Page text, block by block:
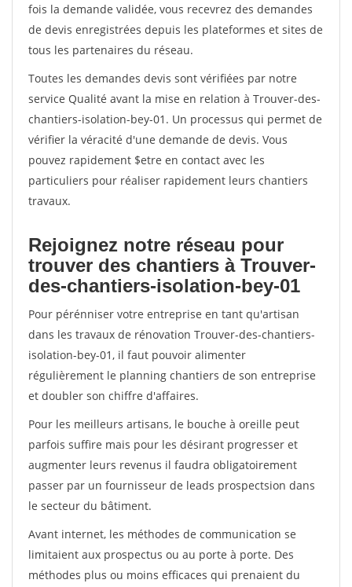
fois la demande validée, vous recevrez des demandes
de devis enregistrées depuis les plateformes et sites de
tous les partenaires du réseau.
Toutes les demandes devis sont vérifiées par notre
service Qualité avant la mise en relation à Trouver-des-
chantiers-isolation-bey-01. Un processus qui permet de
vérifier la véracité d'une demande de devis. Vous
pouvez rapidement $etre en contact avec les
particuliers pour réaliser rapidement leurs chantiers
travaux.
Rejoignez notre réseau pour
trouver des chantiers à Trouver-
des-chantiers-isolation-bey-01
Pour pérénniser votre entreprise en tant qu'artisan
dans les travaux de rénovation Trouver-des-chantiers-
isolation-bey-01, il faut pouvoir alimenter
régulièrement le planning chantiers de son entreprise
et doubler son chiffre d'affaires.
Pour les meilleurs artisans, le bouche à oreille peut
parfois suffire mais pour les désirant progresser et
augmenter leurs revenus il faudra obligatoirement
passer par un fournisseur de leads prospectsion dans
le secteur du bâtiment.
Avant internet, les méthodes de communication se
limitaient aux prospectus ou au porte à porte. Des
méthodes plus ou moins efficaces qui prenaient du